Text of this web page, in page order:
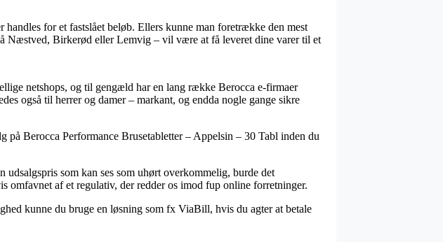
for et fastslået beløb. Ellers kunne man foretrække den mest
Næstved, Birkerød eller Lemvig – vil være at få leveret dine varer til et
netshops, og til gengæld har en lang række Berocca e-firmaer
også til herrer og damer – markant, og endda nogle gange sikre
Berocca Performance Brusetabletter – Appelsin – 30 Tabl inden du
som kan ses som uhørt overkommelig, burde det
af et regulativ, der redder os imod fup online forretninger.
kunne du bruge en løsning som fx ViaBill, hvis du agter at betale